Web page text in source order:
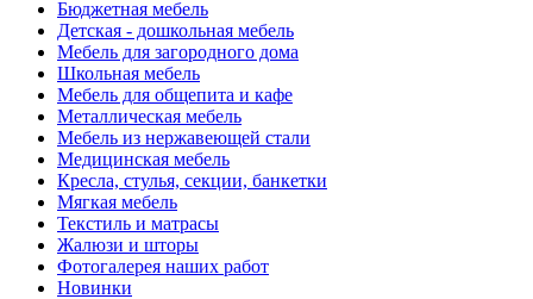
Бюджетная мебель
Детская - дошкольная мебель
Мебель для загородного дома
Школьная мебель
Мебель для общепита и кафе
Металлическая мебель
Мебель из нержавеющей стали
Медицинская мебель
Кресла, стулья, секции, банкетки
Мягкая мебель
Текстиль и матрасы
Жалюзи и шторы
Фотогалерея наших работ
Новинки